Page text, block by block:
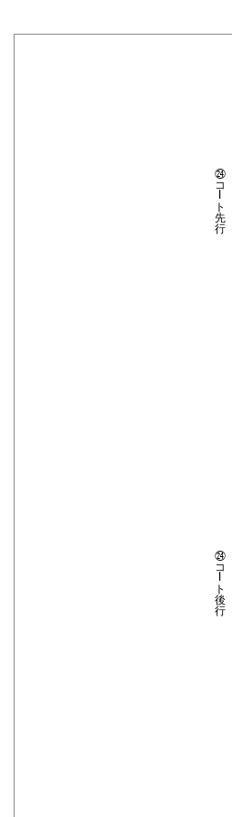
㉔
コ
ト
先
行
㉔
コ
ト
後
行